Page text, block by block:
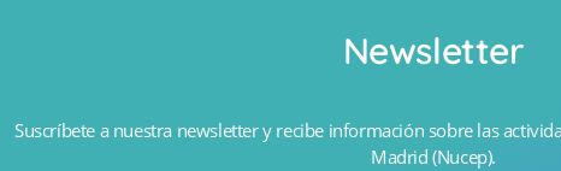
Newsletter
Suscríbete a nuestra newsletter y recibe información sobre las
Madrid (Nucep).